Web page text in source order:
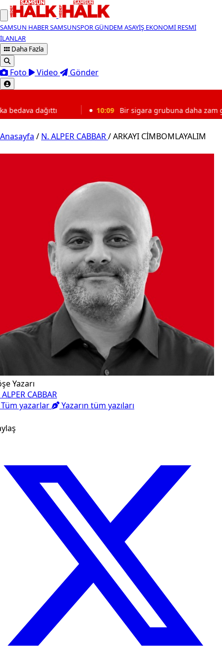
SAMSUN HABERSAMSUNSPORGÜNDEM ASAYİŞ EKONOMİ RESMİ
İLANLAR
Daha Fazla
Foto Video Gönder
dağıttı 10:09 Bir sigara grubuna daha zam geldi
Anasayfa / N. ALPER CABBAR/ARKAYI CİMBOMLAYALIM
Yazarı
CABBAR
yazarlar
Yazarın tüm yazıları